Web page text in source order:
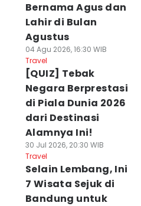
Bernama Agus dan
Lahir di Bulan
Agustus
04 Agu 2026, 16:30 WIB
Travel
[QUIZ] Tebak
Negara Berprestasi
di Piala Dunia 2026
dari Destinasi
Alamnya Ini!
30 Jul 2026, 20:30 WIB
Travel
Selain Lembang, Ini
7 Wisata Sejuk di
Bandung untuk